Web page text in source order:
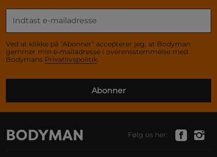
Ved at klikke på "Abonner" accepterer jeg, at Bodyman
gemmer min e-mailadresse i overensstemmelse med
Bodymans Privatlivspolitik.
Abonner
Følg os her: